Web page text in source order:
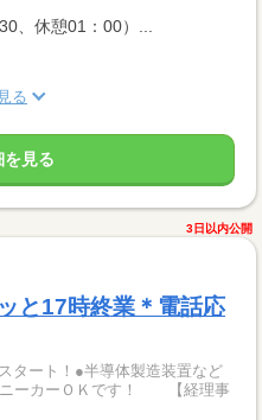
、休憩01：00）...
る
を見る
3日以内公開
と17時終業＊電話応
タート！●半導体製造装置など
ニーカーＯＫです！ 【経理事